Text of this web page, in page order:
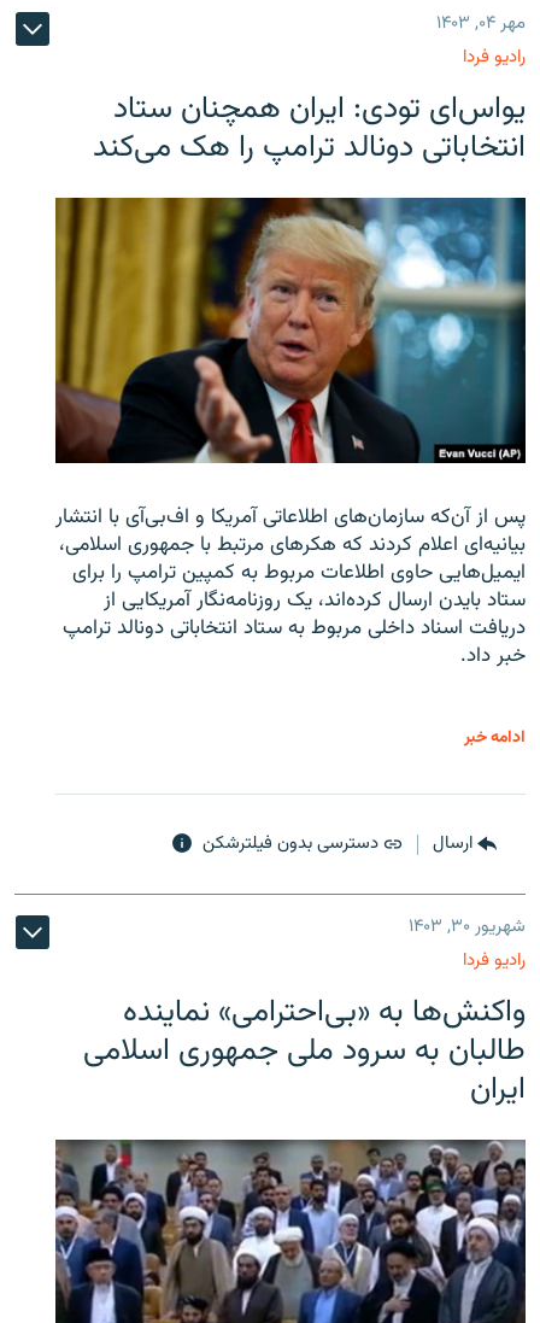
مهر ۰۴, ۱۴۰۳
رادیو فردا
یو‌اس‌ای تودی: ایران همچنان ستاد
انتخاباتی دونالد ترامپ را هک می‌کند
پس از آن‌که سازمان‌های اطلاعاتی آمریکا و اف‌بی‌آی با انتشار
بیانیه‌ای اعلام کردند که هکرهای مرتبط با جمهوری اسلامی،
ایمیل‌هایی حاوی اطلاعات مربوط به کمپین ترامپ را برای
ستاد بایدن ارسال کرده‌اند، یک روزنامه‌نگار آمریکایی از
دریافت اسناد داخلی مربوط به ستاد انتخاباتی دونالد ترامپ
خبر داد.
ادامه خبر
ارسال دسترسی بدون فیلترشکن
شهریور ۳۰, ۱۴۰۳
رادیو فردا
واکنش‌ها به «بی‌احترامی» نماینده
طالبان به سرود ملی جمهوری اسلامی
ایران